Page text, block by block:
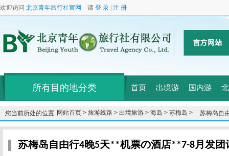
欢迎访问 北京青年旅行社官网 请 登 录 注 册
所有目的地分类 首页 出境游 国内游
您当前所处的位置：网站首页 > 旅游线路 > 出境旅游 > 海岛 > 苏梅岛 > 苏梅岛自
苏梅岛自由行4晚5天**机票の酒店**7-8月发